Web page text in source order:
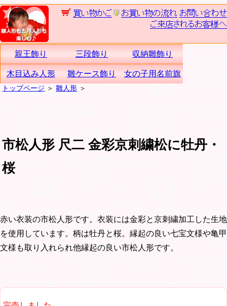
親王飾り 三段飾り 収納雛飾り
木目込み人形 雛ケース飾り 女の子用名前旗
トップページ ＞雛人形 ＞
市松人形 尺二 金彩京刺繍松に牡丹・
桜
赤い衣装の市松人形です。衣装には金彩と京刺繍加工した生地
を使用しています。柄は牡丹と桜。縁起の良い七宝文様や亀甲
文様も取り入れられ他縁起の良い市松人形です。